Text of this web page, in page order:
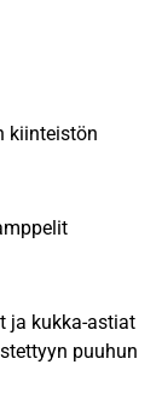
kiinteistön
ja kukka-astiat
puuhun